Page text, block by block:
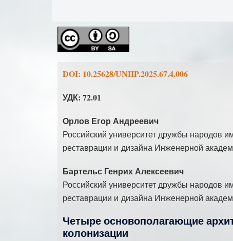
DOI: 10.25628/UNIIP.2025.67.4.006
УДК: 72.01
Орлов Егор Андреевич
Российский университет дружбы народов
реставрации и дизайна Инженерной
Бартельс Генрих Алексеевич
Российский университет дружбы народов
реставрации и дизайна Инженерной
Четыре основополагающие
колонизации